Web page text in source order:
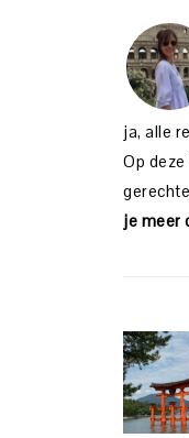
ja, alle
Op
je meer